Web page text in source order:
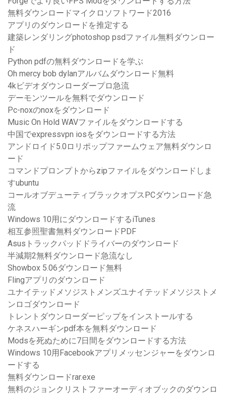
無料ダウンロードマイクロソフトワード2016
アプリのダウンロードを推定する
建築レンダリングphotoshop psdファイル無料ダウンロー
ド
Python pdfの無料ダウンロードを学ぶ
Oh mercy bob dylanアルバムダウンロード無料
4kビデオダウンローダープロ急流
デーモンツールを無料でダウンロード
Pc-noxのnoxをダウンロード
Music On Hold WAVファイルをダウンロードする
中国でexpressvpn iosをダウンロードする方法
アンドロイド5.0ロリポップファームウェア無料ダウンロ
ード
コマンドプロンプトからzipファイルをダウンロードしま
すubuntu
コールオブデューティブラックオプスPCダウンロード急
流
Windows 10用にダウンロードするiTunes
相互参照聖書無料ダウンロードPDF
Asusトラックパッドドライバーのダウンロード
半減期2無料ダウンロード急流なし
Showbox 5.06ダウンロード無料
Flingアプリのダウンロード
ユナイテッドメソジストメンズユナイテッドメソジストメ
ンロゴダウンロード
トレントダウンローダーピップをインストールする
ケネスハーギンpdf本を無料ダウンロード
Modsを死ぬために7日間をダウンロードする方法
Windows 10用Facebookアプリメッセンジャーをダウンロ
ードする
無料ダウンロードrar.exe
無料のジョンクリストファーオーディオブックのダウンロ